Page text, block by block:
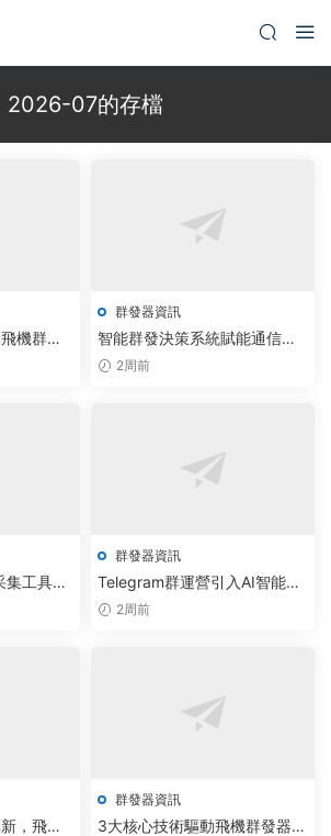
2026-07的存檔
機群發
精準營
群發器資訊
智能群發決策系統賦能通信行
業實現效率躍升
2周前
集工具免
統自動
群發器資訊
Telegram群運營引入AI智能調
度，破解版腳本實現自動化增
2周前
，飛機
群發器資訊
3大核心技術驅動飛機群發器實